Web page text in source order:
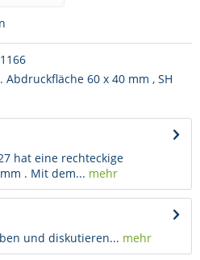
Abdruckfläche 60 x 40 mm , SH
hat eine rechteckige
. Mit dem... mehr
und diskutieren... mehr